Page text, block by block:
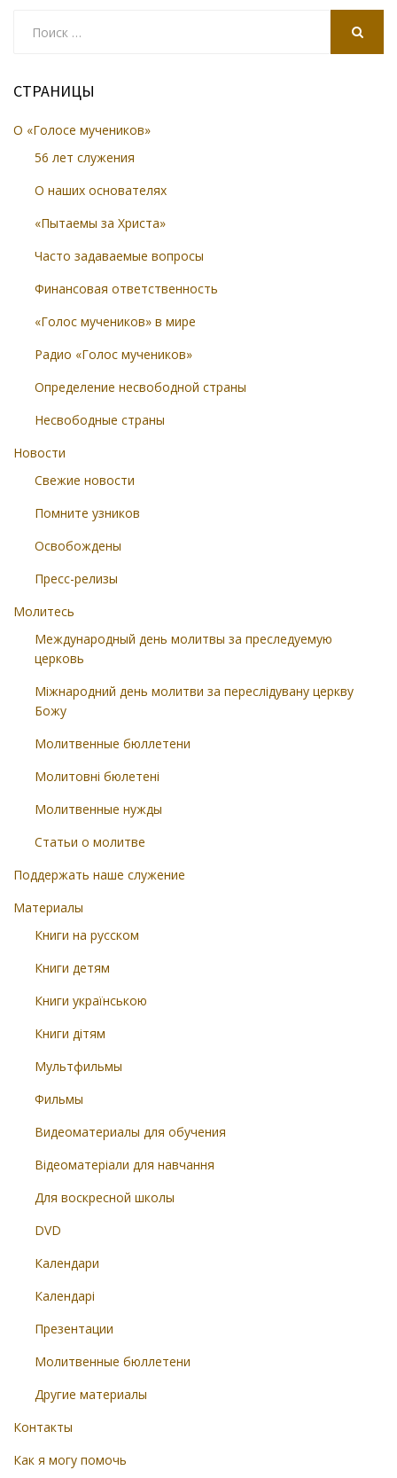
СТРАНИЦЫ
О «Голосе мучеников»
56 лет служения
О наших основателях
«Пытаемы за Христа»
Часто задаваемые вопросы
Финансовая ответственность
«Голос мучеников» в мире
Радио «Голос мучеников»
Определение несвободной страны
Несвободные страны
Новости
Свежие новости
Помните узников
Освобождены
Пресс-релизы
Молитесь
Международный день молитвы за преследуемую
церковь
Міжнародний день молитви за переслідувану церкву
Божу
Молитвенные бюллетени
Молитовні бюлетені
Молитвенные нужды
Статьи о молитве
Поддержать наше служение
Материалы
Книги на русском
Книги детям
Книги українською
Книги дітям
Мультфильмы
Фильмы
Видеоматериалы для обучения
Відеоматеріали для навчання
Для воскресной школы
DVD
Календари
Календарі
Презентации
Молитвенные бюллетени
Другие материалы
Контакты
Как я могу помочь